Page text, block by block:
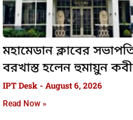
মহামেডান ক্লাবের
বরখাস্ত হলেন হুমায়ুন
IPT Desk August 6, 2026
Read Now »